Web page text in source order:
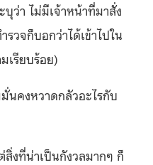
บุว่า ไม่มีเจ้าหน้าที่มาสั่ง
วจก็บอกว่าได้เข้าไปใน
เรียบร้อย)
นคงหวาดกลัวอะไรกับ
สิ่งที่น่าเป็นกังวลมากๆ ก็